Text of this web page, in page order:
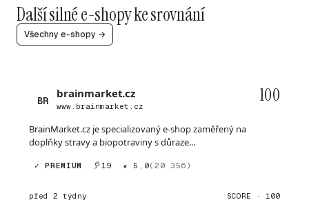
Další silné e-shopy ke srovnání
Všechny e-shopy →
BR
brainmarket.cz
www.brainmarket.cz
100
BrainMarket.cz je specializovaný e-shop zaměřený na
doplňky stravy a biopotraviny s důraze...
✓ PREMIUM 19 ★ 5,0(20 356)
před 2 týdny SCORE · 100